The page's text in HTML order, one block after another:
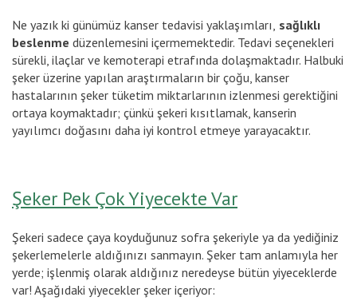
Ne yazık ki günümüz kanser tedavisi yaklaşımları, sağlıklı
beslenme düzenlemesini içermemektedir. Tedavi seçenekleri
sürekli, ilaçlar ve kemoterapi etrafında dolaşmaktadır. Halbuki
şeker üzerine yapılan araştırmaların bir çoğu, kanser
hastalarının şeker tüketim miktarlarının izlenmesi gerektiğini
ortaya koymaktadır; çünkü şekeri kısıtlamak, kanserin
yayılımcı doğasını daha iyi kontrol etmeye yarayacaktır.
Şeker Pek Çok Yiyecekte Var
Şekeri sadece çaya koyduğunuz sofra şekeriyle ya da yediğiniz
şekerlemelerle aldığınızı sanmayın. Şeker tam anlamıyla her
yerde; işlenmiş olarak aldığınız neredeyse bütün yiyeceklerde
var! Aşağıdaki yiyecekler şeker içeriyor: